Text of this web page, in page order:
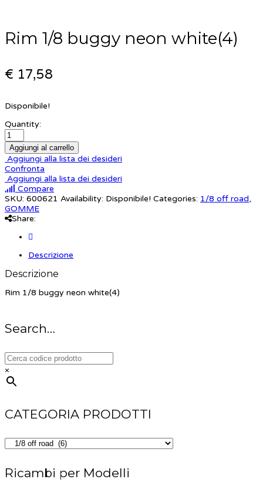
Rim 1/8 buggy neon white(4)
€ 17,58
Disponibile!
Quantity:
Aggiungi al carrello
Aggiungi alla lista dei desideri
Confronta
Aggiungi alla lista dei desideri
Compare
SKU: 600621 Availability: Disponibile! Categories: 1/8 off road,
GOMME
Share:
Descrizione
Descrizione
Rim 1/8 buggy neon white(4)
Search…
×
CATEGORIA PRODOTTI
Ricambi per Modelli